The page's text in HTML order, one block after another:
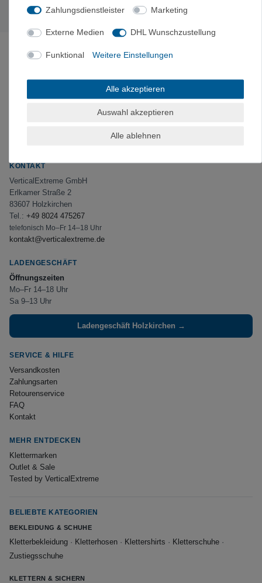
Holzkirchen bei München – online und im
Ladengeschäft. Ausrüstung am Fels getestet, faire
Preise mit ausgewiesenem UVP-Vergleich.
KONTAKT
VerticalExtreme GmbH
Erlkamer Straße 2
83607 Holzkirchen
Tel.: +49 8024 475267
telefonisch Mo–Fr 14–18 Uhr
kontakt@verticalextreme.de
LADENGESCHÄFT
Öffnungszeiten
Mo–Fr 14–18 Uhr
Sa 9–13 Uhr
Ladengeschäft Holzkirchen →
SERVICE & HILFE
Versandkosten
Zahlungsarten
Retourenservice
FAQ
Kontakt
MEHR ENTDECKEN
Klettermarken
Outlet & Sale
Tested by VerticalExtreme
BELIEBTE KATEGORIEN
BEKLEIDUNG & SCHUHE
Kletterbekleidung · Kletterhosen · Klettershirts · Kletterschuhe ·
Zustiegsschuhe
KLETTERN & SICHERN
Zahlungsdienstleister Marketing
Externe Medien DHL Wunschzustellung
Funktional Weitere Einstellungen
Alle akzeptieren
Auswahl akzeptieren
Alle ablehnen